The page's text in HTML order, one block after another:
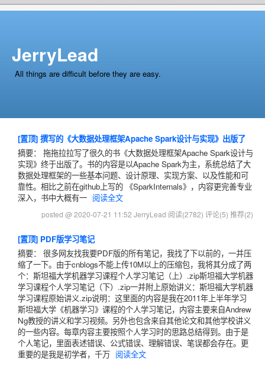
JerryLead
All things are difficult before they are easy.
[置顶] 撰写的《大数据处理框架Apache Spark设计与实现》出版了
摘要： 拖拖拉拉写了很久的书《大数据处理框架Apache Spark设计与
实现》终于出版了。书的内容是以Apache Spark为主，系统总结了大
数据处理框架的一些基本问题、设计原理、实现方案、以及性能和可
靠性。相比之前在github上写的 《SparkInternals》，内容更完善专业
深入，书中大概有一 阅读全文
posted @ 2020-07-21 11:52 JerryLead 阅读(2782) 评论(5) 推荐(2)
[置顶] PDF版学习笔记
摘要： 很多网友找我要PDF版的所有笔记，我找了下以前的，一并压
缩了一下。由于cnblogs不能上传10M以上的压缩包，我将其分成了两
个：斯坦福大学机器学习课程个人学习笔记（上）.zip斯坦福大学机器
学习课程个人学习笔记（下）.zip一并附上原始讲义：斯坦福大学机器
学习课程原始讲义.zip说明：这里面的内容是我在2011年上半年学习
斯坦福大学《机器学习》课程的个人学习笔记，内容主要来自Andrew
Ng教授的讲义和学习视频。另外也包含来自其他论文和其他学校讲义
的一些内容。每章内容主要按照个人学习时的思路总结得到。由于是
个人笔记，里面表述错误、公式错误、理解错误、笔误都会存在。更
重要的是我是初学者，千万 阅读全文